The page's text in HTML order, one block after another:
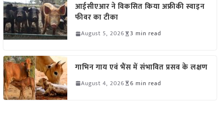
आईसीएआर ने विकसित किया अफ्रीकी स्वाइन
फीवर का टीका
August 5, 2026 3 min read
गाभिन गाय एवं भैंस में संभावित प्रसव के लक्षण
August 4, 2026 6 min read